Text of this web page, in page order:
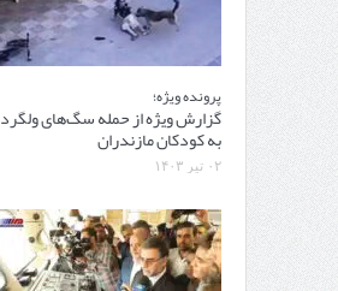
پرونده ویژه؛
گزارش ویژه از حمله سگ‌های ولگرد
به کودکان مازندران
۰۲ تیر ۱۴۰۳